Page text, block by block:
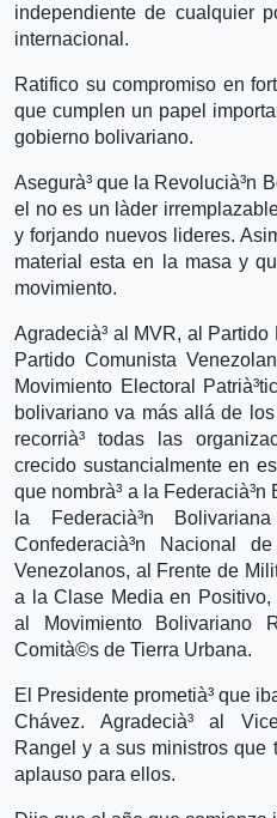
independiente de cualquier
internacional.
Ratifico su compromiso en
que cumplen un papel
gobierno bolivariano.
Asegurà³ que la Revolucià³n
el no es un là­der
y forjando nuevos lideres.
material esta en la masa y
movimiento.
Agradecià³ al MVR, al
Partido Comunista
Movimiento Electoral
bolivariano va más allá de
recorrià³ todas las
crecido sustancialmente en
que nombrà³ a la
la Federacià³n
Confederacià³n Nacional
Venezolanos, al Frente de
a la Clase Media en
al Movimiento Bolivariano
Comità©s de Tierra Urbana.
El Presidente prometià³ que
Chávez. Agradecià³ al
Rangel y a sus ministros que
aplauso para ellos.